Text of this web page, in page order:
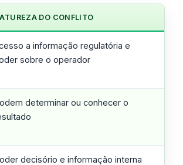
DO CONFLITO
a informação regulatória e
sobre o operador
determinar ou conhecer o
decisório e informação interna